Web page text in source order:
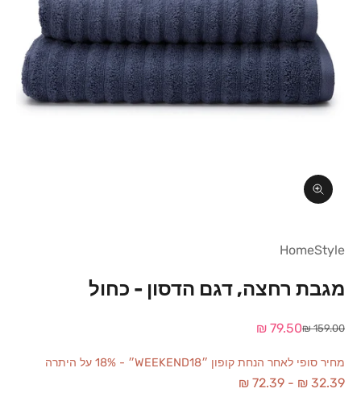
תקריב
HomeStyle
מגבת רחצה, דגם הדסון - כחול
מחיר מבצע
79.50 ₪מחיר רגיל
159.00 ₪
מחיר סופי לאחר הנחת קופון ״WEEKEND18״ - 18% על היתרה
32.39 ₪
-
72.39 ₪